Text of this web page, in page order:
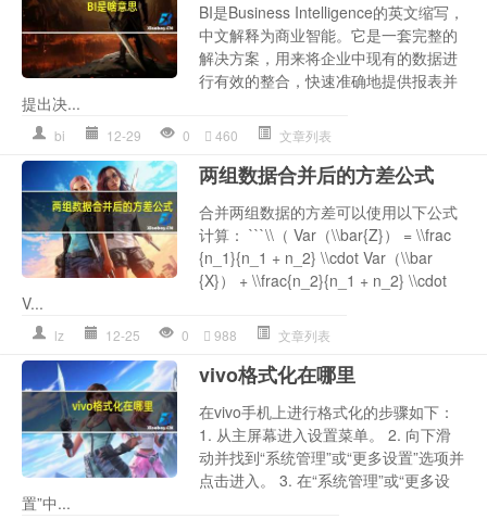
BI是Business Intelligence的英文缩写，
中文解释为商业智能。它是一套完整的
解决方案，用来将企业中现有的数据进
行有效的整合，快速准确地提供报表并
提出决...
bi 12-29 0 460 文章列表
两组数据合并后的方差公式
合并两组数据的方差可以使用以下公式
计算： ```\\（ Var（\\bar{Z}） = \\frac
{n_1}{n_1 + n_2} \\cdot Var（\\bar
{X}） + \\frac{n_2}{n_1 + n_2} \\cdot
V...
lz 12-25 0 988 文章列表
vivo格式化在哪里
在vivo手机上进行格式化的步骤如下：
1. 从主屏幕进入设置菜单。 2. 向下滑
动并找到“系统管理”或“更多设置”选项并
点击进入。 3. 在“系统管理”或“更多设
置”中...